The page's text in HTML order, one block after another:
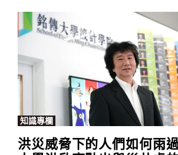
知識專欄
洪災威脅下的人們如何雨